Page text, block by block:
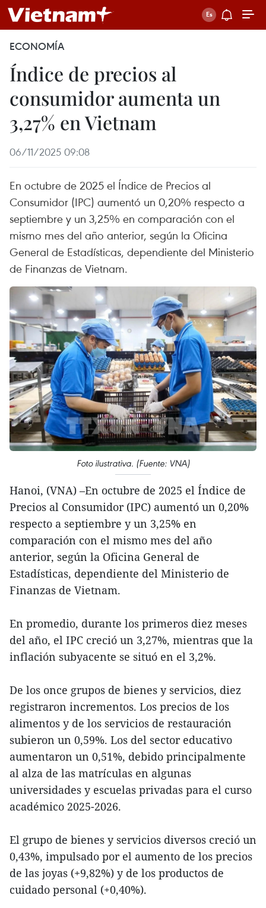
ECONOMÍA
Índice de precios al
consumidor aumenta un
3,27% en Vietnam
06/11/2025 09:08
En octubre de 2025 el Índice de Precios al
Consumidor (IPC) aumentó un 0,20% respecto a
septiembre y un 3,25% en comparación con el
mismo mes del año anterior, según la Oficina
General de Estadísticas, dependiente del Ministerio
de Finanzas de Vietnam.
Foto ilustrativa. (Fuente: VNA)
Hanoi, (VNA) –En octubre de 2025 el Índice de
Precios al Consumidor (IPC) aumentó un 0,20%
respecto a septiembre y un 3,25% en
comparación con el mismo mes del año
anterior, según la Oficina General de
Estadísticas, dependiente del Ministerio de
Finanzas de Vietnam.
En promedio, durante los primeros diez meses
del año, el IPC creció un 3,27%, mientras que la
inflación subyacente se situó en el 3,2%.
De los once grupos de bienes y servicios, diez
registraron incrementos. Los precios de los
alimentos y de los servicios de restauración
subieron un 0,59%. Los del sector educativo
aumentaron un 0,51%, debido principalmente
al alza de las matrículas en algunas
universidades y escuelas privadas para el curso
académico 2025-2026.
El grupo de bienes y servicios diversos creció un
0,43%, impulsado por el aumento de los precios
de las joyas (+9,82%) y de los productos de
cuidado personal (+0,40%).